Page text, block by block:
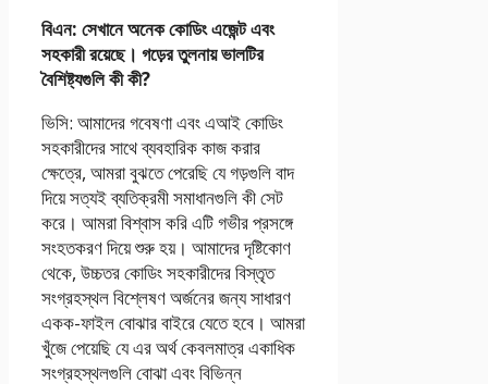
বিএন: সেখানে অনেক কোডিং এজেন্ট এবং
সহকারী রয়েছে। গড়ের তুলনায় ভালটির
বৈশিষ্ট্যগুলি কী কী?
ভিসি: আমাদের গবেষণা এবং এআই কোডিং
সহকারীদের সাথে ব্যবহারিক কাজ করার
ক্ষেত্রে, আমরা বুঝতে পেরেছি যে গড়গুলি বাদ
দিয়ে সত্যই ব্যতিক্রমী সমাধানগুলি কী সেট
করে। আমরা বিশ্বাস করি এটি গভীর প্রসঙ্গে
সংহতকরণ দিয়ে শুরু হয়। আমাদের দৃষ্টিকোণ
থেকে, উচ্চতর কোডিং সহকারীদের বিস্তৃত
সংগ্রহস্থল বিশ্লেষণ অর্জনের জন্য সাধারণ
একক-ফাইল বোঝার বাইরে যেতে হবে। আমরা
খুঁজে পেয়েছি যে এর অর্থ কেবলমাত্র একাধিক
সংগ্রহস্থলগুলি বোঝা এবং বিভিন্ন